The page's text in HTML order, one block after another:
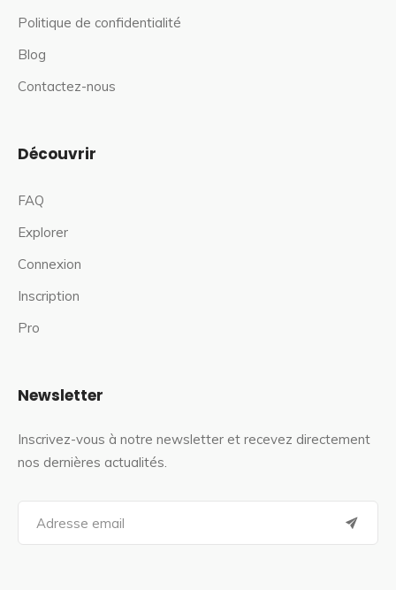
Politique de confidentialité
Blog
Contactez-nous
Découvrir
FAQ
Explorer
Connexion
Inscription
Pro
Newsletter
Inscrivez-vous à notre newsletter et recevez directement
nos dernières actualités.
a